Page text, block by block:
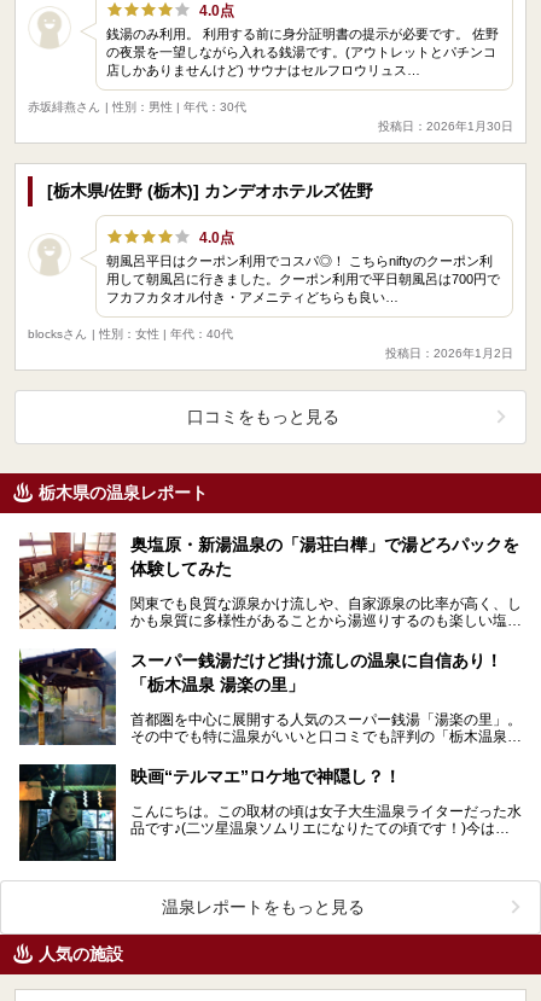
4.0点
銭湯のみ利用。 利用する前に身分証明書の提示が必要です。 佐野
の夜景を一望しながら入れる銭湯です。(アウトレットとパチンコ
店しかありませんけど) サウナはセルフロウリュス…
赤坂緋燕さん
| 性別：男性 | 年代：30代
投稿日：2026年1月30日
[栃木県/佐野 (栃木)] カンデオホテルズ佐野
4.0点
朝風呂平日はクーポン利用でコスパ◎！ こちらniftyのクーポン利
用して朝風呂に行きました。クーポン利用で平日朝風呂は700円で
フカフカタオル付き・アメニティどちらも良い…
blocksさん
| 性別：女性 | 年代：40代
投稿日：2026年1月2日
口コミをもっと見る
栃木県の温泉レポート
奥塩原・新湯温泉の「湯荘白樺」で湯どろパックを
体験してみた
関東でも良質な源泉かけ流しや、自家源泉の比率が高く、し
かも泉質に多様性があることから湯巡りするのも楽しい塩原
スーパー銭湯だけど掛け流しの温泉に自信あり！
「栃木温泉 湯楽の里」
首都圏を中心に展開する人気のスーパー銭湯「湯楽の里」。
その中でも特に温泉がいいと口コミでも評判の「栃木温泉
映画“テルマエ”ロケ地で神隠し？！
こんにちは。この取材の頃は女子大生温泉ライターだった水
品です♪(二ツ星温泉ソムリエになりたての頃です！)今はも
温泉レポートをもっと見る
人気の施設